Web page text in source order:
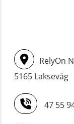
simulator
m/E-
STCW
(MSE113)
STCW
STCW
RelyOn
5165 Laksevåg
47 55